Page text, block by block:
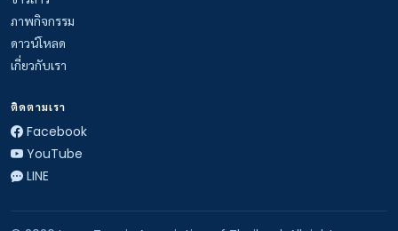
ภาพกิจกรรม
ดาวน์โหลด
เกี่ยวกับเรา
ติดตามเรา
Facebook
YouTube
LINE